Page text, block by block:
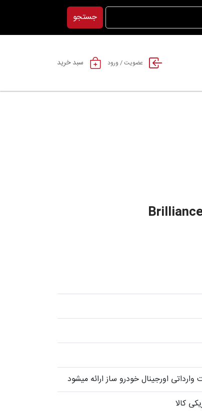
جستجو
عضویت / ورود سبد خرید
اورجینال خودرو ساز ارائه میشود
کالا